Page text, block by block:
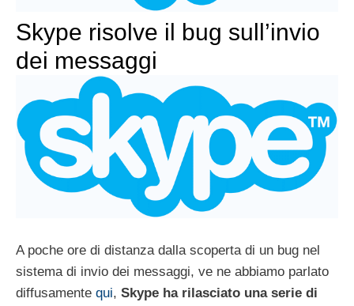
Skype risolve il bug sull’invio
dei messaggi
A poche ore di distanza dalla scoperta di un bug nel
sistema di invio dei messaggi, ve ne abbiamo parlato
diffusamente qui, Skype ha rilasciato una serie di